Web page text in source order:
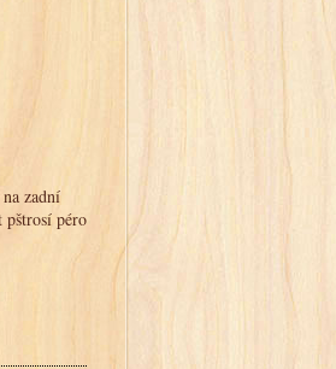
zadní
pštrosí péro